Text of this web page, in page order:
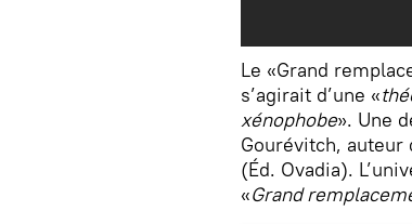
Le «Grand
s’agirait d’une «
xénophobe». Une
Gourévitch, auteur
(Éd. Ovadia).
«Grand